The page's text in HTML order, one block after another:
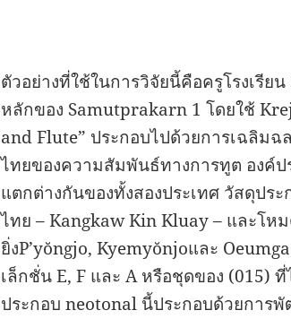
ตัวอย่างที่ใช้ในการวิจัยนี้คือครูโรงเรี
หลักของ Samutprakarn 1 โดยใช้
and Flute” ประกอบไปด้วยการเฉลิม
ไทยของความสัมพันธ์ทางการทูต องค์
แตกต่างกันของทั้งสองประเทศ วัสดุปร
ไทย – Kangkaw Kin Kluay – และโห
ยิ่งP’yŏngjo, Kyemyŏnjoและ
เล็กชั่น E, F และ A หรือชุดของ (015)
ประกอบ neotonal นี้ประกอบด้วยการ